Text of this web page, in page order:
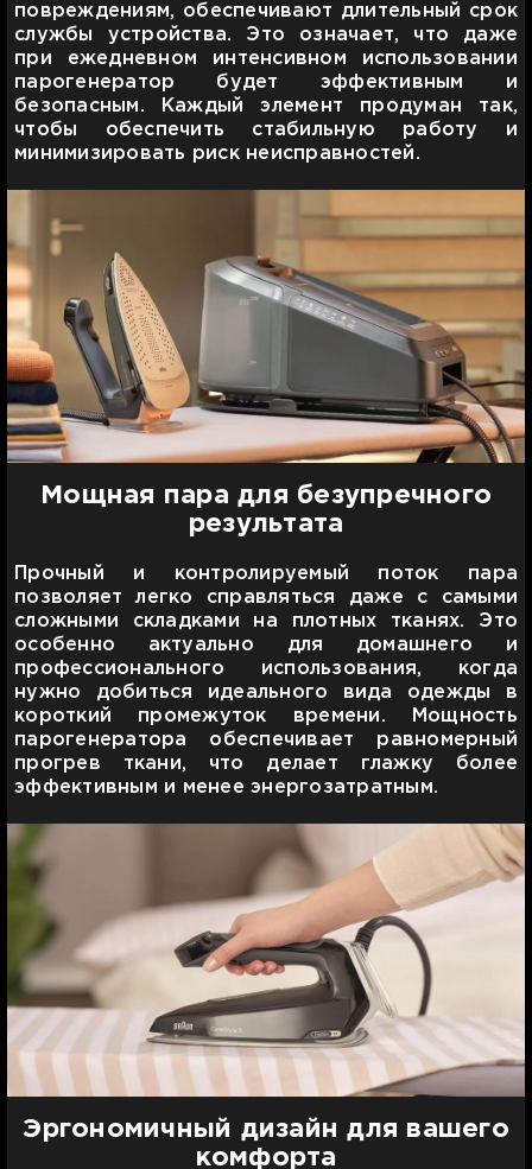
повреждениям, обеспечивают длительный срок
службы устройства. Это означает, что даже
при ежедневном интенсивном использовании
парогенератор будет эффективным и
безопасным. Каждый элемент продуман так,
чтобы обеспечить стабильную работу и
минимизировать риск неисправностей.
Мощная пара для безупречного
результата
Прочный и контролируемый поток пара
позволяет легко справляться даже с самыми
сложными складками на плотных тканях. Это
особенно актуально для домашнего и
профессионального использования, когда
нужно добиться идеального вида одежды в
короткий промежуток времени. Мощность
парогенератора обеспечивает равномерный
прогрев ткани, что делает глажку более
эффективным и менее энергозатратным.
Эргономичный дизайн для вашего
комфорта